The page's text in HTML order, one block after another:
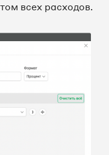
всех расходов.